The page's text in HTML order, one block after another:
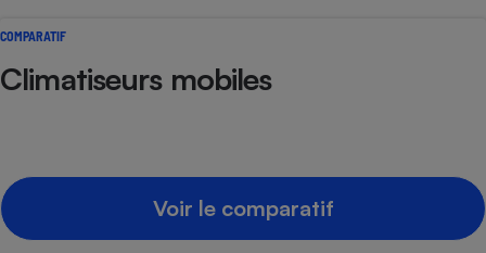
COMPARATIF
Climatiseurs mobiles
Voir le comparatif